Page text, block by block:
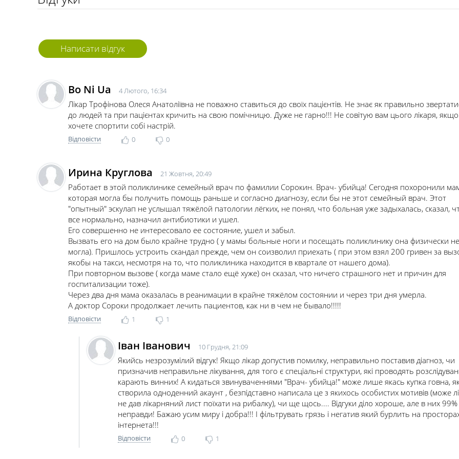
Написати відгук
Bo Ni Ua 4 Лютого, 16:34
Лікар Трофінова Олеся Анатоліївна не поважно ставиться до своїх пацієнтів. Не знає як правильно
до людей та при пацієнтах кричить на свою помічницю. Дуже не гарно!!! Не совітую вам цього лікаря,
хочете спортити собі настрій.
Відповісти 0 0
Ирина Круглова 21 Жовтня, 20:49
Работает в этой поликлинике семейный врач по фамилии Сорокин. Врач- убийца! Сегодня похоронили
которая могла бы получить помощь раньше и согласно диагнозу, если бы не этот семейный врач. Этот
"опытный" эскулап не услышал тяжёлой патологии лёгких, не понял, что больная уже задыхалась, сказал,
все нормально, назначил антибиотики и ушел.
Его совершенно не интересовало ее состояние, ушел и забыл.
Вызвать его на дом было крайне трудно ( у мамы больные ноги и посещать поликлинику она физически не
могла). Пришлось устроить скандал прежде, чем он соизволил приехать ( при этом взял 200 гривен за
якобы на такси, несмотря на то, что поликлиника находится в квартале от нашего дома).
При повторном вызове ( когда маме стало ещё хуже) он сказал, что ничего страшного нет и причин для
госпитализации тоже).
Через два дня мама оказалась в реанимации в крайне тяжёлом состоянии и через три дня умерла.
А доктор Сороки продолжает лечить пациентов, как ни в чем не бывало!!!!!
Відповісти 1 1
Іван Іванович 10 Грудня, 21:09
Якийсь незрозумілий відгук! Якщо лікар допустив помилку, неправильно поставив діагноз, чи
призначив неправильне лікування, для того є спеціальні структури, які проводять
карають винних! А кидаться звинуваченнями "Врач- убийца!" може лише якась купка говна,
створила одноденний акаунт , безпідставно написала це з якихось особистих мотивів (може
не дав лікарняний лист поїхати на рибалку), чи ще щось.... Відгуки діло хороше, але в них 99%
неправди! Бажаю усим миру і добра!!! І фільтрувать грязь і негатив який бурлить на
інтернета!!!
Відповісти 0 1